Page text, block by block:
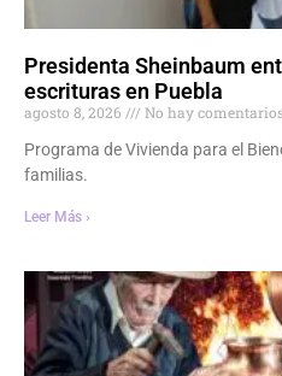
Presidenta Sheinbaum
escrituras en Puebla
agosto 8, 2026
No hay
Programa de Vivienda para el
familias.
Leer Más ›